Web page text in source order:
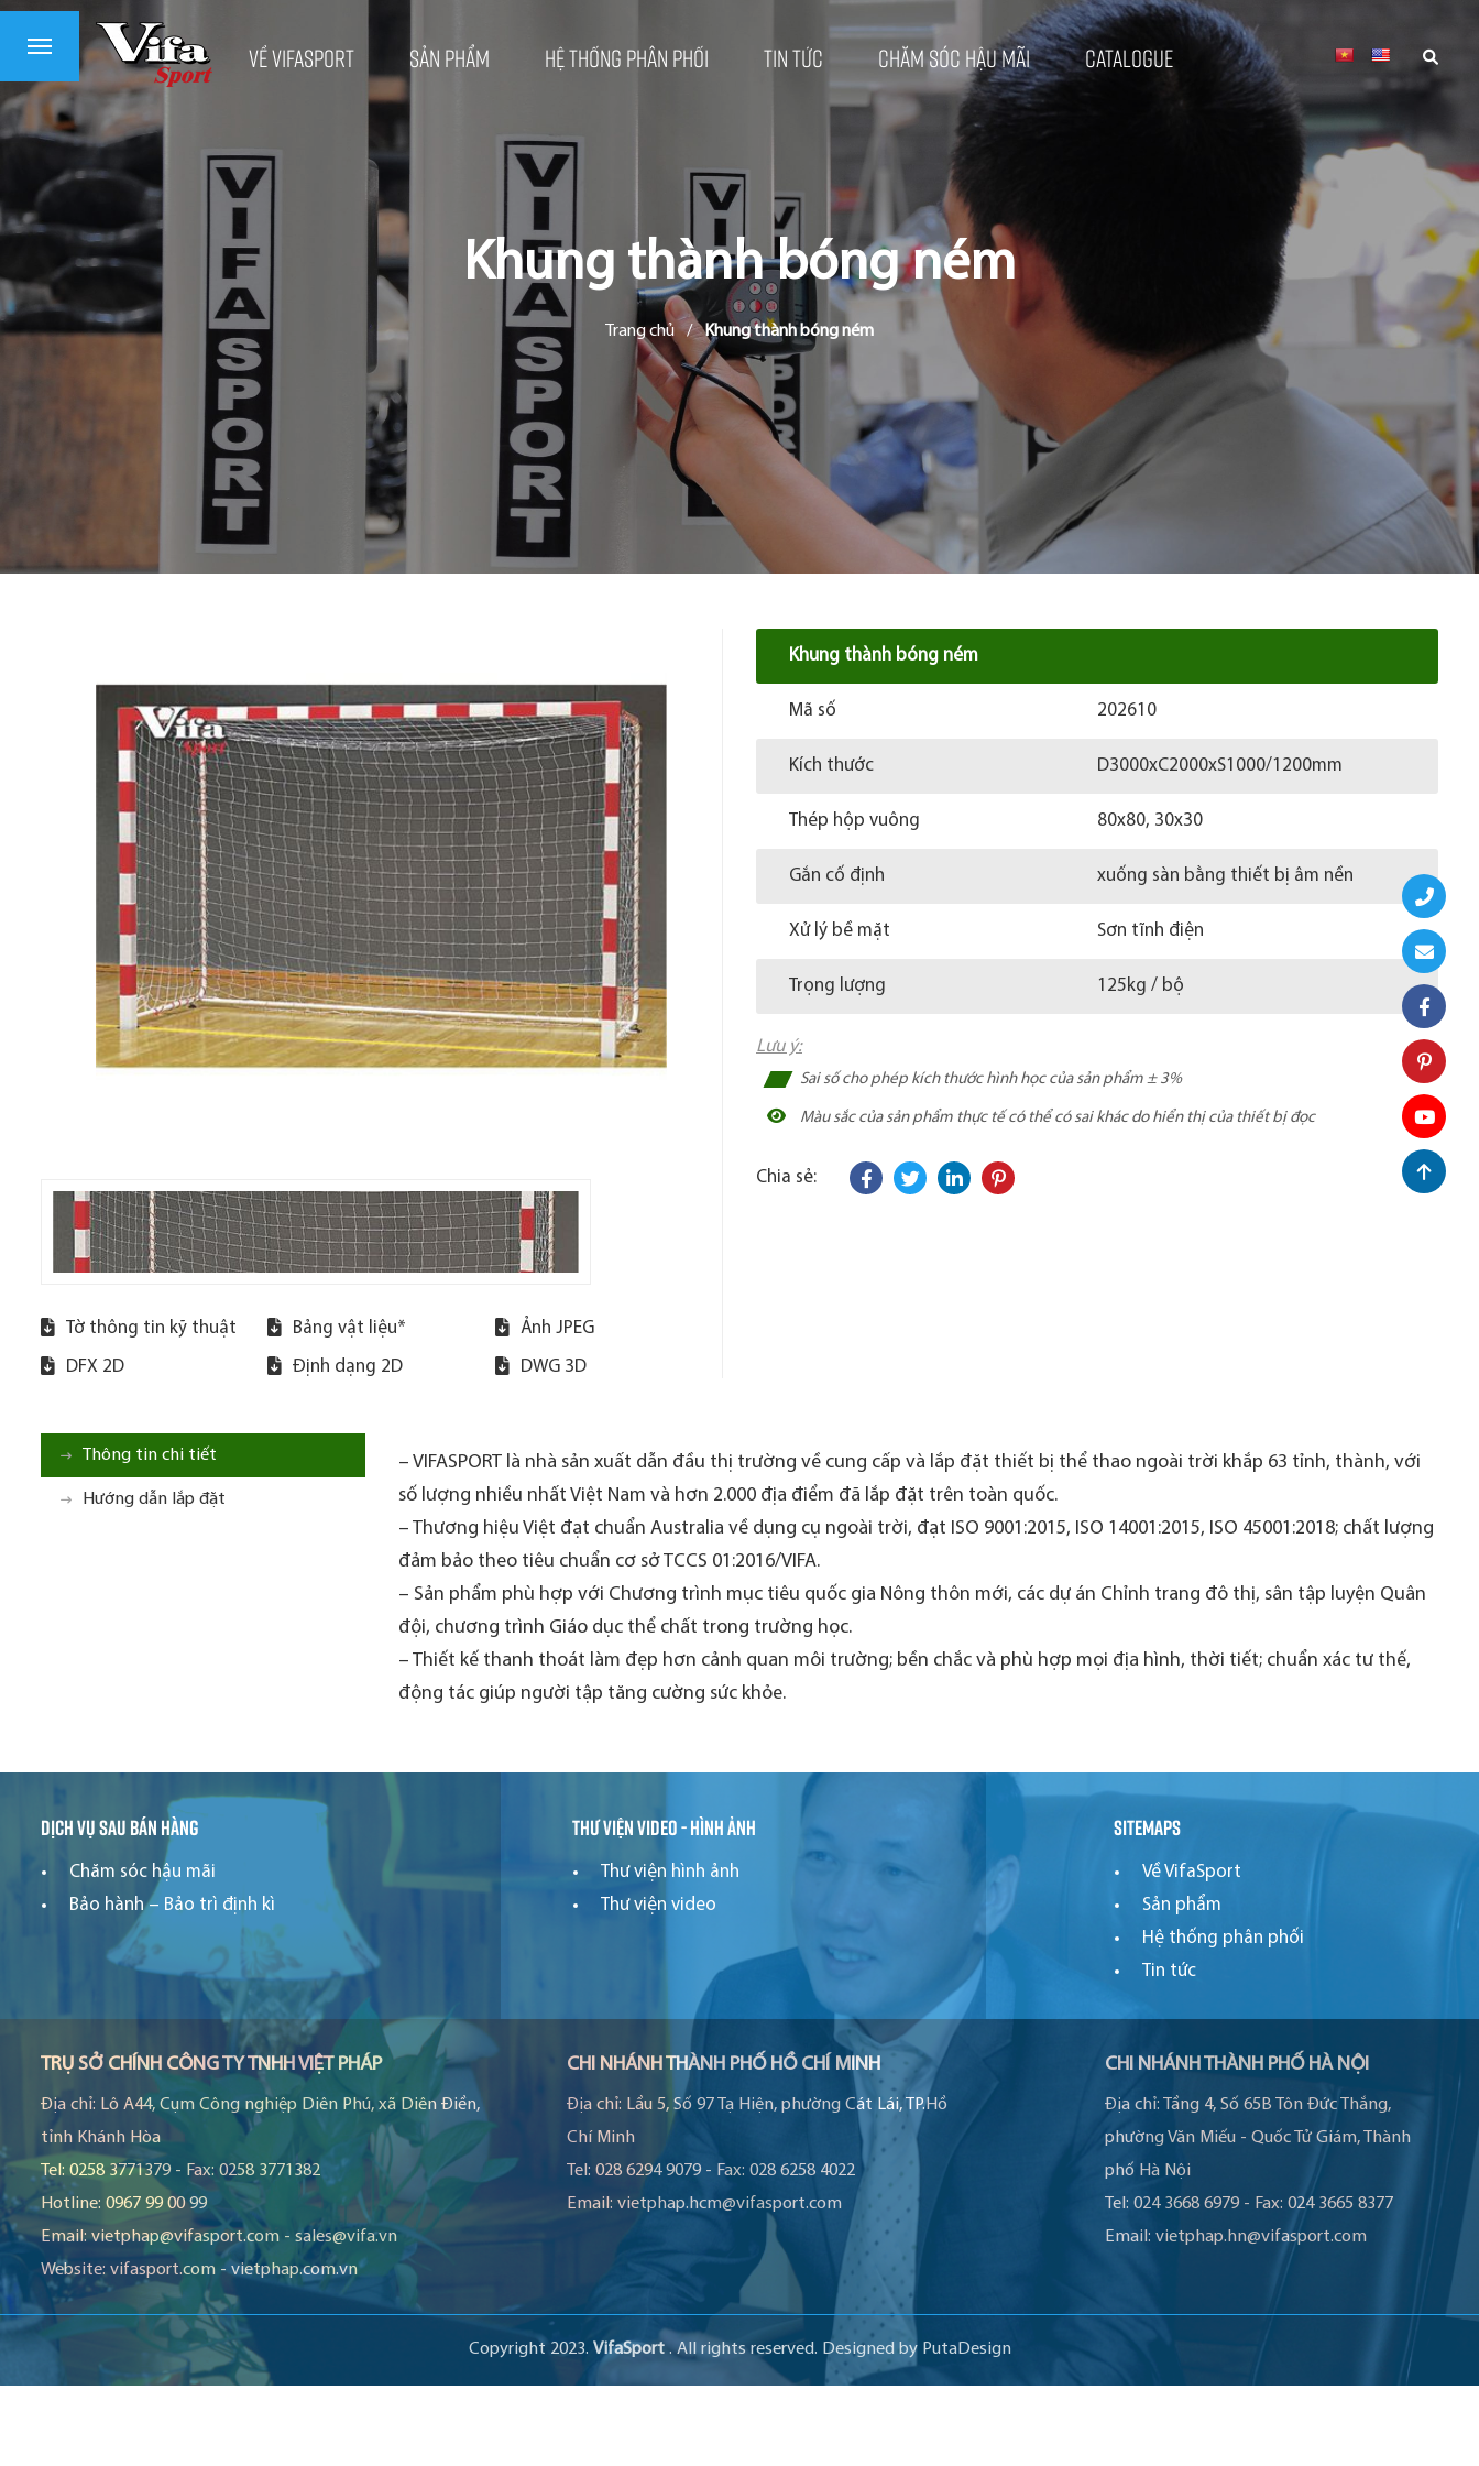
Về VifaSport Sản phẩm Hệ thống phân phối Tin tức Chăm sóc hậu mãi Catalogue
Khung thành bóng ném
Trang chủ / Khung thành bóng ném
Tờ thông tin kỹ thuật Bảng vật liệu* Ảnh JPEG
DFX 2D Định dạng 2D DWG 3D
Khung thành bóng ném
Mã số 202610
Kích thước D3000xC2000xS1000/1200mm
Thép hộp vuông 80x80, 30x30
Gắn cố định xuống sàn bằng thiết bị âm nền
Xử lý bề mặt Sơn tĩnh điện
Trọng lượng 125kg / bộ
Lưu ý:
Sai số cho phép kích thước hình học của sản phẩm ± 3%
Màu sắc của sản phẩm thực tế có thể có sai khác do hiển thị của thiết bị đọc
Chia sẻ:
Thông tin chi tiết
Hướng dẫn lắp đặt
– VIFASPORT là nhà sản xuất dẫn đầu thị trường về cung cấp và lắp đặt thiết bị thể thao ngoài trời khắp 63 tỉnh, thành, với
số lượng nhiều nhất Việt Nam và hơn 2.000 địa điểm đã lắp đặt trên toàn quốc.
– Thương hiệu Việt đạt chuẩn Australia về dụng cụ ngoài trời, đạt ISO 9001:2015, ISO 14001:2015, ISO 45001:2018; chất lượng
đảm bảo theo tiêu chuẩn cơ sở TCCS 01:2016/VIFA.
– Sản phẩm phù hợp với Chương trình mục tiêu quốc gia Nông thôn mới, các dự án Chỉnh trang đô thị, sân tập luyện Quân
đội, chương trình Giáo dục thể chất trong trường học.
– Thiết kế thanh thoát làm đẹp hơn cảnh quan môi trường; bền chắc và phù hợp mọi địa hình, thời tiết; chuẩn xác tư thế,
động tác giúp người tập tăng cường sức khỏe.
Dịch vụ sau bán hàng
Chăm sóc hậu mãi
Bảo hành – Bảo trì định kì
Thư viện video - hình ảnh
Thư viện hình ảnh
Thư viện video
Sitemaps
Về VifaSport
Sản phẩm
Hệ thống phân phối
Tin tức
TRỤ SỞ CHÍNH CÔNG TY TNHH VIỆT PHÁP
Địa chỉ: Lô A44, Cụm Công nghiệp Diên Phú, xã Diên Điền,
tỉnh Khánh Hòa
Tel: 0258 3771379 - Fax: 0258 3771382
Hotline: 0967 99 00 99
Email:vietphap@vifasport.com - sales@vifa.vn
Website: vifasport.com -vietphap.com.vn
CHI NHÁNH THÀNH PHỐ HỒ CHÍ MINH
Địa chỉ: Lầu 5, Số 97 Tạ Hiện, phường Cát Lái, TP.Hồ
Chí Minh
Tel:028 6294 9079 - Fax:028 6258 4022
Email:vietphap.hcm@vifasport.com
CHI NHÁNH THÀNH PHỐ HÀ NỘI
Địa chỉ:
Tầng 4, Số 65B Tôn Đức Thắng,
phường Văn Miếu - Quốc Tử Giám, Thành
phố Hà Nội
Tel: 024 3668 6979- Fax: 024 3665 8377
Email: vietphap.hn@vifasport.com
Copyright 2023. VifaSport. All rights reserved. Designed by PutaDesign